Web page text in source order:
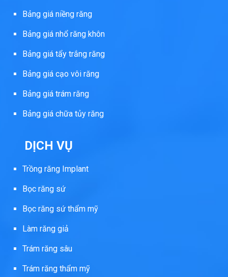
Bảng giá niềng răng
Bảng giá nhổ răng khôn
Bảng giá tẩy trắng răng
Bảng giá cạo vôi răng
Bảng giá trám răng
Bảng giá chữa tủy răng
DỊCH VỤ
Trồng răng Implant
Bọc răng sứ
Bọc răng sứ thẩm mỹ
Làm răng giả
Trám răng sâu
Trám răng thẩm mỹ